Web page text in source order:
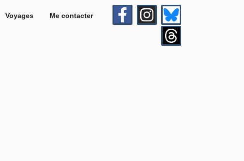
Voyages Me contacter